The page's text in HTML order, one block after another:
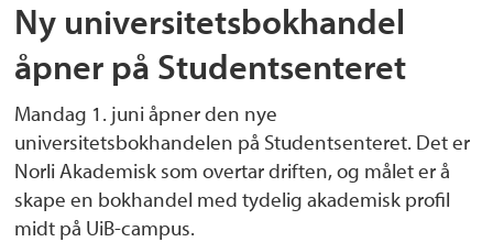
Ny universitetsbokhandel
åpner på Studentsenteret
Mandag 1. juni åpner den nye
universitetsbokhandelen på Studentsenteret. Det er
Norli Akademisk som overtar driften, og målet er å
skape en bokhandel med tydelig akademisk profil
midt på UiB-campus.